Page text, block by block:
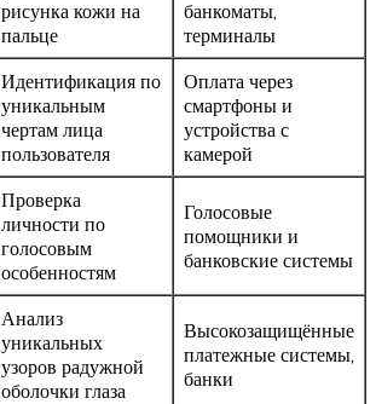
рисунка кожи на
пальце
банкоматы,
терминалы
Идентификация по
уникальным
чертам лица
пользователя
Оплата через
смартфоны и
устройства с
камерой
Проверка
личности по
голосовым
особенностям
Голосовые
помощники и
банковские системы
Анализ
уникальных
узоров радужной
оболочки глаза
Высокозащищённые
платежные системы,
банки